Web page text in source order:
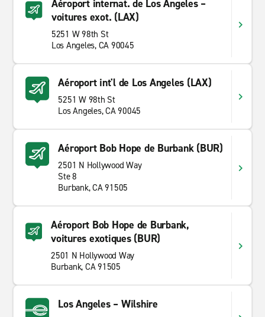
Aéroport internat. de Los Angeles –
voitures exot. (LAX)
5251 W 98th St
Los Angeles, CA 90045
Aéroport int'l de Los Angeles (LAX)
5251 W 98th St
Los Angeles, CA 90045
Aéroport Bob Hope de Burbank (BUR)
2501 N Hollywood Way
Ste 8
Burbank, CA 91505
Aéroport Bob Hope de Burbank,
voitures exotiques (BUR)
2501 N Hollywood Way
Burbank, CA 91505
Los Angeles – Wilshire